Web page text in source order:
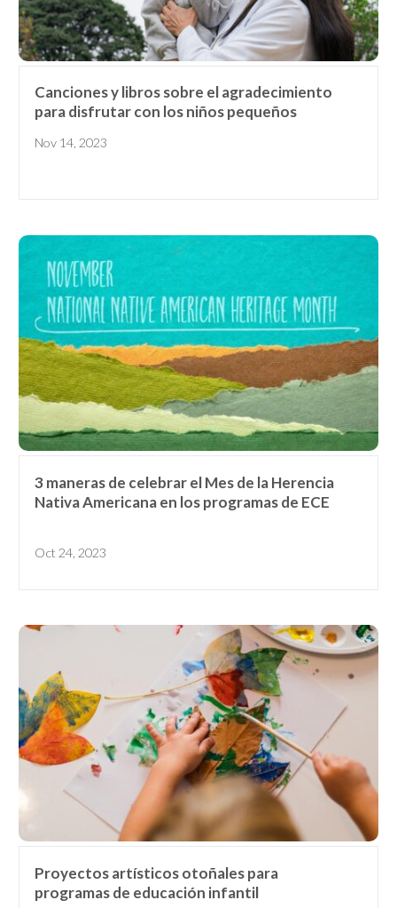
Canciones y libros sobre el agradecimiento
para disfrutar con los niños pequeños
Nov 14, 2023
3 maneras de celebrar el Mes de la Herencia
Nativa Americana en los programas de ECE
Oct 24, 2023
Proyectos artísticos otoñales para
programas de educación infantil
emailwith...
early learning tips & tools,
information updates, and
curriculum ideas!
Early Learning Center
Administrator/Director
Center-Based Provider
Preschool Teacher
Family Childcare Home Business
Owner
Family Childcare Home Staff
Member
Elementary School Educator
Nanny
Nonprofit/Public Sector Staff
Member
Other